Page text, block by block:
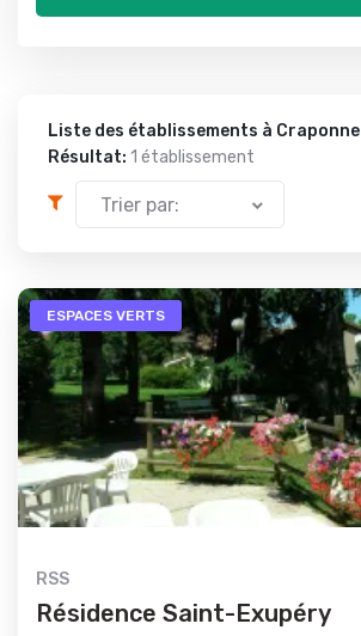
Liste des établissements à Craponne
Résultat: 1 établissement
Trier par:
ESPACES VERTS
RSS
Résidence Saint-Exupéry